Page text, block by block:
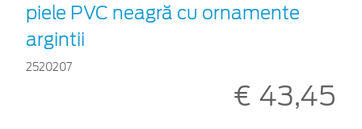
piele PVC neagră cu ornamente
argintii
2520207
€ 43,45